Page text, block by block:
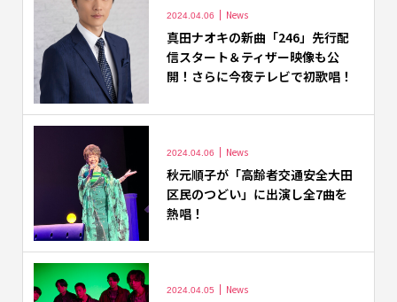
2024.04.06 News
真田ナオキの新曲「246」先行配
信スタート＆ティザー映像も公
開！さらに今夜テレビで初歌唱！
2024.04.06 News
秋元順子が「高齢者交通安全大田
区民のつどい」に出演し全7曲を
熱唱！
2024.04.05 News